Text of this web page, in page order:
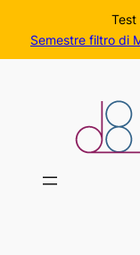
Semestre filtro di